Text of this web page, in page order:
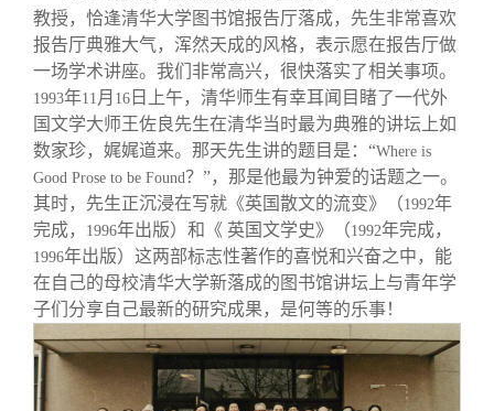
教授，恰逢清华大学图书馆报告厅落成，先生非常喜欢
报告厅典雅大气，浑然天成的风格，表示愿在报告厅做
一场学术讲座。我们非常高兴，很快落实了相关事项。
1993年11 月 16 日上午，清华师生有幸耳闻目睹了一代外
国文学大师王佐良先生在清华当时最为典雅的讲坛上如
数家珍，娓娓道来。那天先生讲的题目是：“Where is
Good Prose to be Found？”，那是他最为钟爱的话题之一。
其时，先生正沉浸在写就《英国散文的流变》（1992年
完成，
1996年出版）和《 英国文学史》（1992年完成，
1996年出版）这两部标志性著作的喜悦和兴奋之中，能
在自己的母校清华大学新落成的图书馆讲坛上与青年学
子们分享自己最新的研究成果，是何等的乐事！